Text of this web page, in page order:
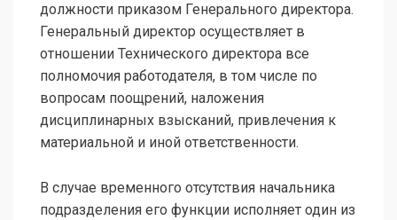
должности приказом Генерального директора.
Генеральный директор осуществляет в
отношении Технического директора все
полномочия работодателя, в том числе по
вопросам поощрений, наложения
дисциплинарных взысканий, привлечения к
материальной и иной ответственности.
В случае временного отсутствия начальника
подразделения его функции исполняет один из